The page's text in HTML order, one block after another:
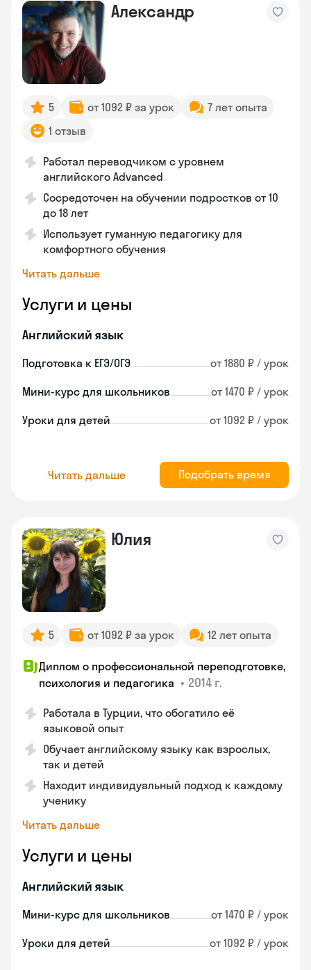
Александр
5 от 1092 ₽ за урок
7 лет опыта
1 отзыв
Работал переводчиком с уровнем
английского Advanced
Сосредоточен на обучении подростков от 10
до 18 лет
Использует гуманную педагогику для
комфортного обучения
Читать дальше
Услуги и цены
Английский язык
Подготовка к ЕГЭ/ОГЭ от 1880 ₽ / урок
Мини-курс для школьников от 1470 ₽ / урок
Уроки для детей от 1092 ₽ / урок
Читать дальше Подобрать время
Юлия
5 от 1092 ₽ за урок 12 лет опыта
Диплом о профессиональной переподготовке,
психология и педагогика • 2014 г.
Работала в Турции, что обогатило её
языковой опыт
Обучает английскому языку как взрослых,
так и детей
Находит индивидуальный подход к каждому
ученику
Читать дальше
Услуги и цены
Английский язык
Мини-курс для школьников от 1470 ₽ / урок
Уроки для детей от 1092 ₽ / урок